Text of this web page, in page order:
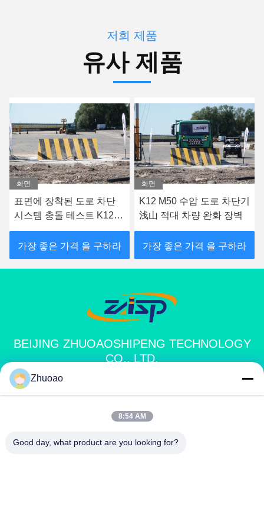
저희 제품
유사 제품
화면
K12 M50 수압 도로 차단기
浅山 적대 차량 완화 장벽
가장 좋은 가격 을 구하라
화면
항테러 영향 테스트 된 수
압 도로 장벽 차량 도로 차
단기
가장 좋은 가격 을 구하라
BEIJING ZHUOAOSHIPENG TECHNOLOGY
CO., LTD.
86-138-10893981
2005년 방, 20층, A빌딩, 샤글리안 빌딩, 4번, 푸펜 로드, 베이
Zhuoao
8:54 AM
Good day, what product are you looking for?